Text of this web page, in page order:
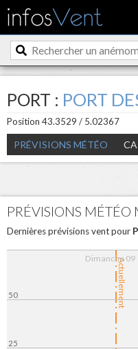
PORT : PORT
Position 43.3529 / 5.02367
PRÉVISIONS MÉTÉO
PRÉVISIONS MÉTÉO
Dernières prévisions vent pour
Actuellement
Dimanche 09
25
50